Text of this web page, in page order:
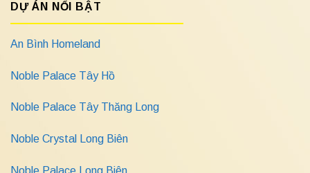
DỰ ÁN NỔI BẬT
An Bình Homeland
Noble Palace Tây Hồ
Noble Palace Tây Thăng Long
Noble Crystal Long Biên
Noble Palace Long Biên